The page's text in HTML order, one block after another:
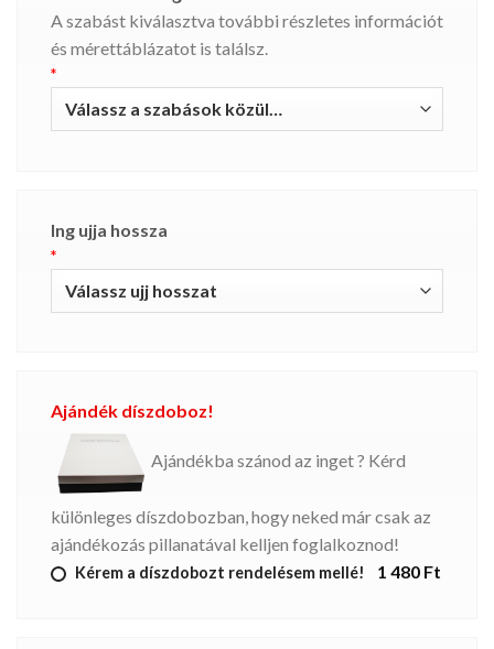
A szabást kiválasztva további részletes információt
és mérettáblázatot is találsz.
*
Ing ujja hossza
*
Ajándék díszdoboz!
Ajándékba szánod az inget ? Kérd
különleges díszdobozban, hogy neked már csak az
ajándékozás pillanatával kelljen foglalkoznod!
Kérem a díszdobozt rendelésem mellé! 1 480 Ft